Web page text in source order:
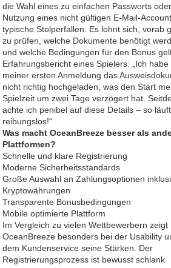
die Wahl eines zu einfachen Passworts
Nutzung eines nicht gültigen E-Mail-
typische Stolperfallen. Es lohnt sich, vorab
zu prüfen, welche Dokumente benötigt
und welche Bedingungen für den Bonus
Erfahrungsbericht eines Spielers: „Ich habe
meiner ersten Anmeldung das
nicht richtig hochgeladen, was den Start
Spielzeit um zwei Tage verzögert hat.
achte ich penibel auf diese Details – so
reibungslos!“
Was macht OceanBreeze besser als
Plattformen?
Schnelle und klare Registrierung
Moderne Sicherheitsstandards
Große Auswahl an Zahlungsoptionen
Kryptowährungen
Transparente Bonusbedingungen
Mobile optimierte Plattform
Im Vergleich zu vielen Wettbewerbern zeigt
OceanBreeze besonders bei der Usability
dem Kundenservice seine Stärken. Der
Registrierungsprozess ist bewusst schlank